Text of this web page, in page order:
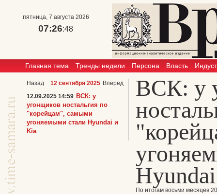
пятница, 7 августа 2026
07:26:48
Главная тема Тренды недели Персона Власть
ВСК: у
По итогам восьми месяцев
Назад 12 сентября 2025 Вперед
12.09.2025 14:59 ВСК: у
угонщиков ностальгия по
"корейцам", самыми
угоняемыми стали Hyundai и
Kia